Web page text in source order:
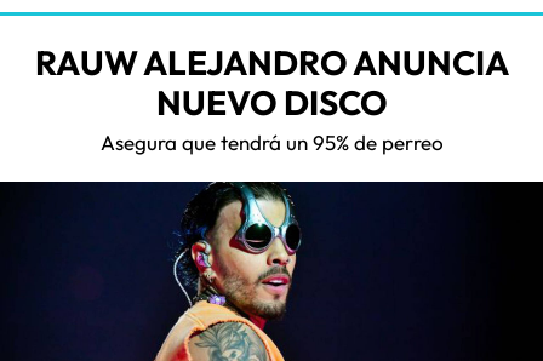
RAUW ALEJANDRO ANUNCIA
NUEVO DISCO
Asegura que tendrá un 95% de perreo